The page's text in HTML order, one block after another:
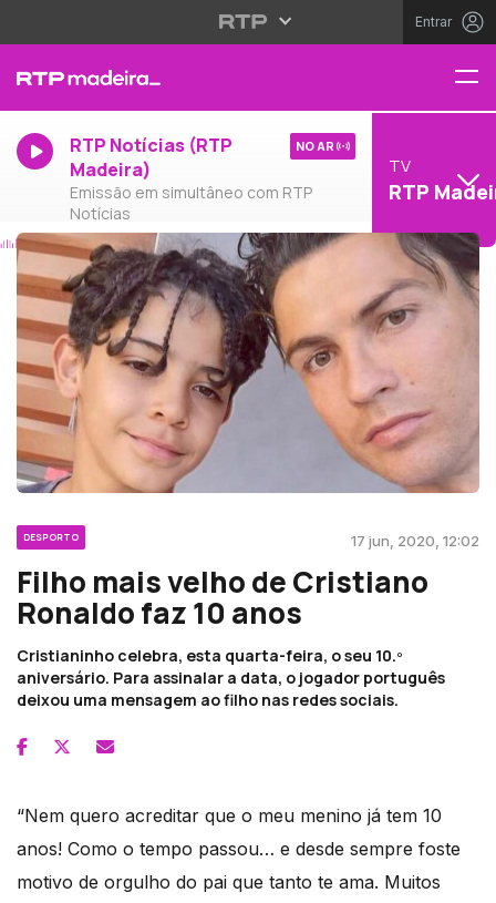
Entrar
RTP Notícias (RTP
Madeira)
Emissão em simultâneo com RTP
Notícias
NO AR
TV
RTP
DESPORTO 17 jun, 2020, 12:02
Filho mais velho de Cristiano
Ronaldo faz 10 anos
Cristianinho celebra, esta quarta-feira, o seu 10.º
aniversário. Para assinalar a data, o jogador português
deixou uma mensagem ao filho nas redes sociais.
“Nem quero acreditar que o meu menino já tem 10
anos! Como o tempo passou… e desde sempre foste
motivo de orgulho do pai que tanto te ama. Muitos